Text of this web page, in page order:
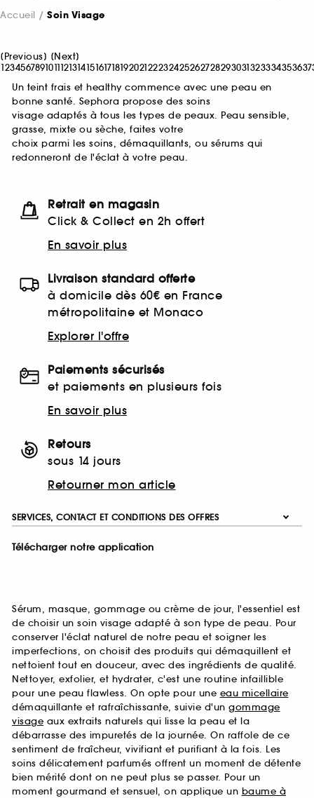
Accueil Soin Visage
[Previous] [Next]
12345678910111213141516171819202122232425262728293031323334353637
Un teint frais et healthy commence avec une peau en
bonne santé. Sephora propose des soins
visage adaptés à tous les types de peaux. Peau sensible,
grasse, mixte ou sèche, faites votre
choix parmi les soins, démaquillants, ou sérums qui
redonneront de l'éclat à votre peau.
Retrait en magasin
Click & Collect en 2h offert
En savoir plus
Livraison standard offerte
à domicile dès 60€ en France
métropolitaine et Monaco
Explorer l'offre
Paiements sécurisés
et paiements en plusieurs fois
En savoir plus
Retours
sous 14 jours
Retourner mon article
SERVICES, CONTACT ET CONDITIONS DES OFFRES
Télécharger notre application
Sérum, masque, gommage ou crème de jour, l'essentiel est
de choisir un soin visage adapté à son type de peau. Pour
conserver l'éclat naturel de notre peau et soigner les
imperfections, on choisit des produits qui démaquillent et
nettoient tout en douceur, avec des ingrédients de qualité.
Nettoyer, exfolier, et hydrater, c'est une routine infaillible
pour une peau flawless. On opte pour une eau micellaire
démaquillante et rafraîchissante, suivie d'un gommage
visage aux extraits naturels qui lisse la peau et la
débarrasse des impuretés de la journée. On raffole de ce
sentiment de fraîcheur, vivifiant et purifiant à la fois. Les
soins délicatement parfumés offrent un moment de détente
bien mérité dont on ne peut plus se passer. Pour un
moment gourmand et sensuel, on applique un baume à